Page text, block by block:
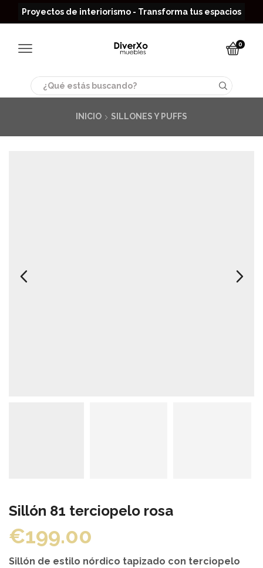
Proyectos de interiorismo - Transforma tus espacios
0
Search
INICIO
SILLONES Y PUFFS
Sillón 81 terciopelo rosa
€199.00
Sillón de estilo nórdico tapizado con terciopelo